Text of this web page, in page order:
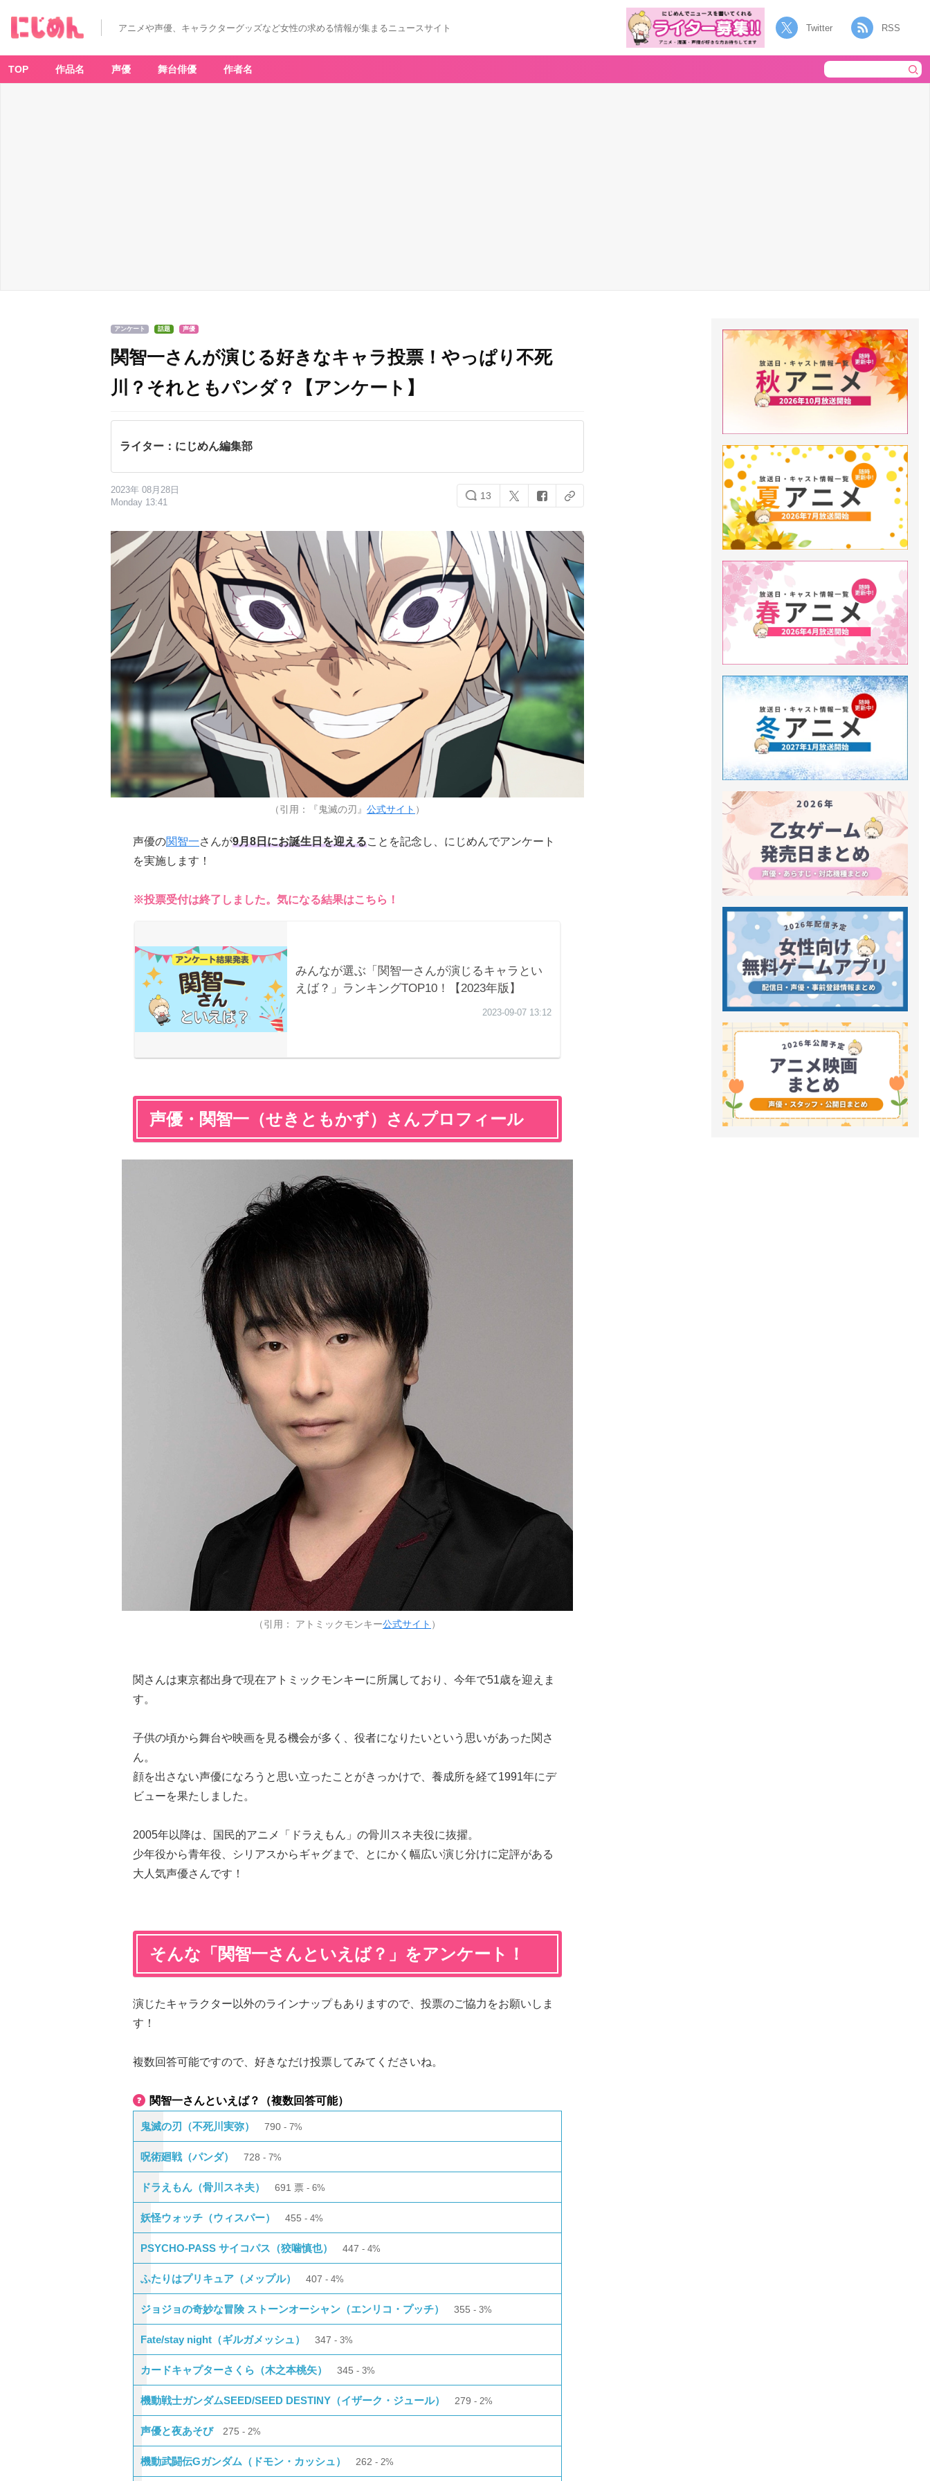
アニメや声優、キャラクターグッズなど女性の求める情報が集まるニュースサイト Twitter RSS
TOP 作品名 声優 舞台俳優 作者名
アンケート 話題 声優
関智一さんが演じる好きなキャラ投票！やっぱり不死
川？それともパンダ？【アンケート】
ライター：にじめん編集部
2023年 08月28日
Monday 13:41
13
（引用：『鬼滅の刃』 公式サイト ）
声優の関智一さんが9月8日にお誕生日を迎えることを記念し、にじめんでアンケート
を実施します！
※投票受付は終了しました。気になる結果はこちら！
声優・関智一（せきともかず）さんプロフィール
（引用： アトミックモンキー公式サイト ）
関さんは東京都出身で現在アトミックモンキーに所属しており、今年で51歳を迎えま
す。
子供の頃から舞台や映画を見る機会が多く、役者になりたいという思いがあった関さ
ん。
顔を出さない声優になろうと思い立ったことがきっかけで、養成所を経て1991年にデ
ビューを果たしました。
2005年以降は、国民的アニメ「ドラえもん」の骨川スネ夫役に抜擢。
少年役から青年役、シリアスからギャグまで、とにかく幅広い演じ分けに定評がある
大人気声優さんです！
そんな「関智一さんといえば？」をアンケート！
演じたキャラクター以外のラインナップもありますので、投票のご協力をお願いしま
す！
複数回答可能ですので、好きなだけ投票してみてくださいね。
関智一さんといえば？（複数回答可能）
鬼滅の刃（不死川実弥） 790 7%
呪術廻戦（パンダ） 728 7%
ドラえもん（骨川スネ夫） 691 票 6%
妖怪ウォッチ（ウィスパー） 455 4%
PSYCHO-PASS サイコパス（狡噛慎也） 447 4%
ふたりはプリキュア（メップル） 407 4%
ジョジョの奇妙な冒険 ストーンオーシャン（エンリコ・プッチ） 355 3%
Fate/stay night（ギルガメッシュ） 347 3%
カードキャプターさくら（木之本桃矢） 345 3%
機動戦士ガンダムSEED/SEED DESTINY（イザーク・ジュール） 279 2%
声優と夜あそび 275 2%
機動武闘伝Gガンダム（ドモン・カッシュ） 262 2%